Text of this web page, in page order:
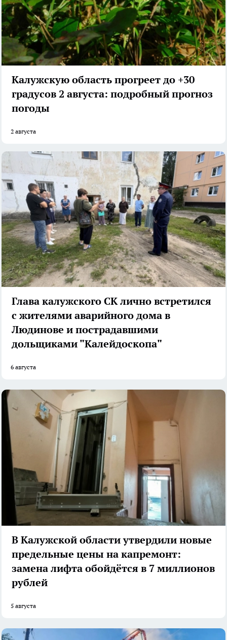
Калужскую область прогреет до +30
градусов 2 августа: подробный прогноз
погоды
2 августа
Глава калужского СК лично встретился
с жителями аварийного дома в
Людинове и пострадавшими
дольщиками "Калейдоскопа"
6 августа
В Калужской области утвердили новые
предельные цены на капремонт:
замена лифта обойдётся в 7 миллионов
рублей
5 августа